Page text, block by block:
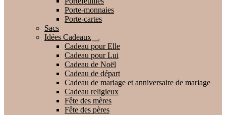
Porte-monnaies
Porte-cartes
Sacs
Idées Cadeaux
Ouvrir
le
menu
enfant
Cadeau pour Elle
Cadeau pour Lui
Cadeau de Noël
Cadeau de départ
Cadeau de mariage et anniversaire de mariage
Cadeau religieux
Fête des mères
Fête des pères